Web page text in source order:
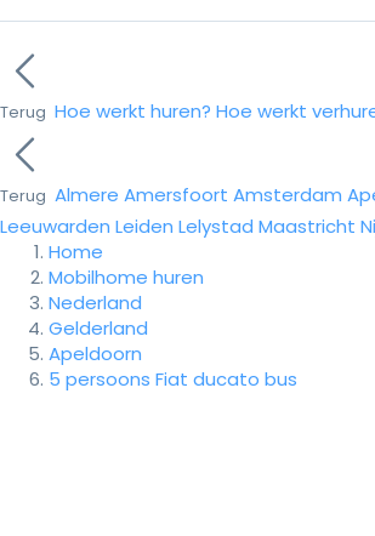
Terug Hoe werkt huren? Hoe werkt
Terug Almere Amersfoort Amsterdam
Leeuwarden Leiden Lelystad Maastricht
Home
Mobilhome huren
Nederland
Gelderland
Apeldoorn
5 persoons Fiat ducato bus